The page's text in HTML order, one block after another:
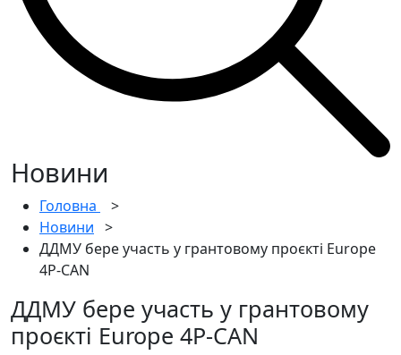
Новини
Головна
>
Новини >
ДДМУ бере участь у грантовому проєкті Europe
4P-CAN
ДДМУ бере участь у грантовому
проєкті Europe 4P-CAN